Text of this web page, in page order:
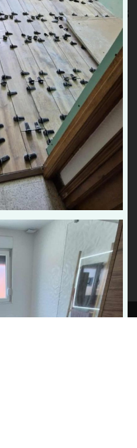
de poêles
59530 Frasnoy
67 29 80
nous
urgence Maubeuge
chaleur Le Quesnoy